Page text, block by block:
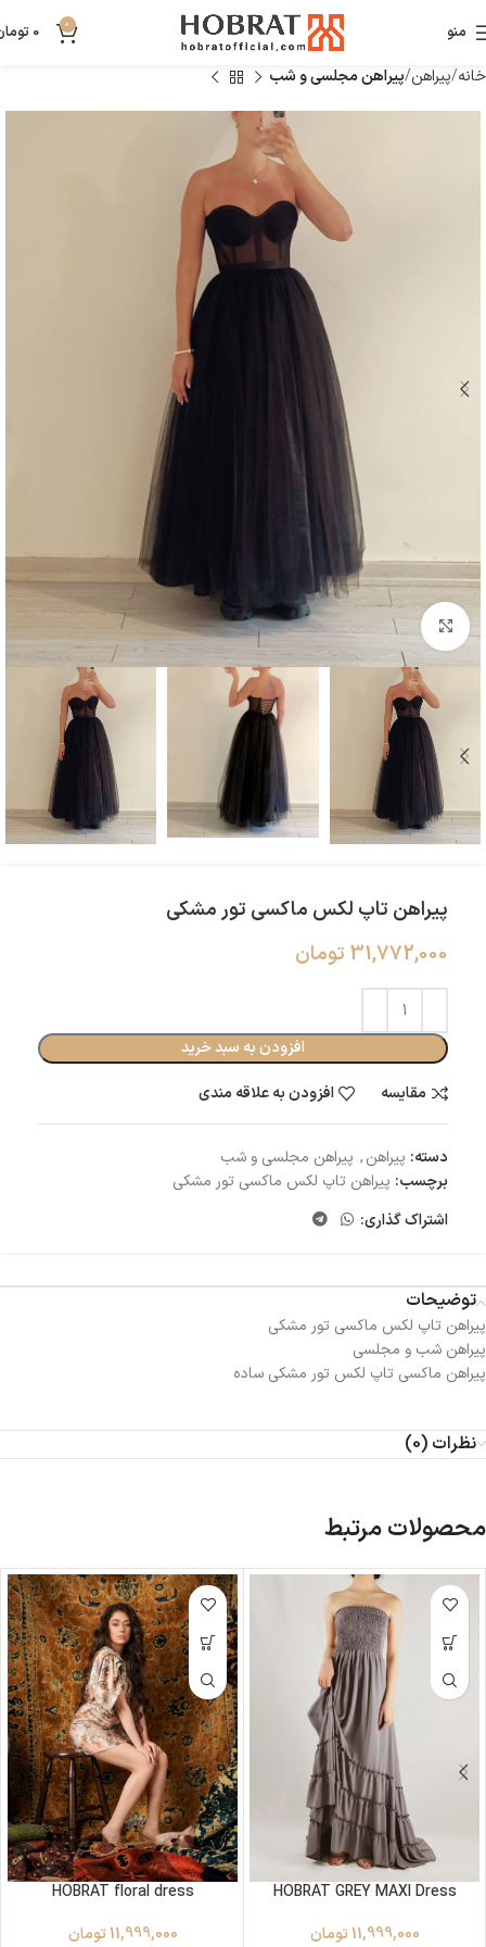
منو 0
0
خانه پیراهن پیراهن مجلسی و شب
بزرگنمایی تصویر
پیراهن تاپ لکس ماکسی تور مشکی
31,772,000 تومان
افزودن به سبد خرید
مقایسه
افزودن به علاقه مندی
دسته: پیراهن, پیراهن مجلسی و شب
برچسب: پیراهن تاپ لکس ماکسی تور مشکی
اشتراک گذاری:
توضیحات
پیراهن تاپ لکس ماکسی تور مشکی
پیراهن شب و مجلسی
پیراهن ماکسی تاپ لکس تور مشکی ساده
نظرات (0)
محصولات مرتبط
HOBRAT GREY MAXI Dress
11,999,000 تومان
HOBRAT floral dress
11,999,000 تومان